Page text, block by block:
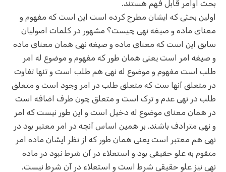
بحث اوامر قابل فهم هستند.
اولین بحثی که ایشان مطرح کرده است این است که مفهوم و
معنای ماده و صیغه نهی چیست؟ مشهور در کلمات اصولیان
سابق این است که معنای ماده و صیغه نهی همان معنای ماده
و صیغه امر است یعنی همان طور که مفهوم و موضوع له امر
طلب است مفهوم و موضوع له نهی هم طلب است و تنها تفاوت
در متعلق آنها ست که متعلق طلب در امر وجود است و متعلق
طلب در نهی عدم و ترک است و متعلق چون طرف اضافه است
در همان معنای موضوع له دخیل است و این طور نیست که امر
و نهی مترادف باشند. بر همین اساس آنچه در امر معتبر بود در
نهی هم معتبر است یعنی همان طور که از نظر ایشان ماده امر
متقوم به علو حقیقی بود و استعلاء در آن شرط نبود در ماده
نهی نیز علو حقیقی شرط است و استعلاء در آن شرط نیست.